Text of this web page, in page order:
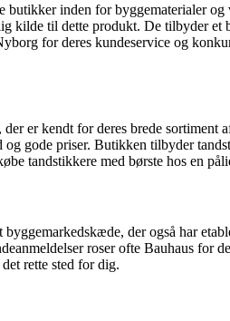
butikker inden for byggematerialer
kilde til dette produkt. De tilbyder et
for deres kundeservice og
er kendt for deres brede sortiment
gode priser. Butikken tilbyder
tandstikkere med børste hos en
der også har
roser ofte Bauhaus for
rette sted for dig.